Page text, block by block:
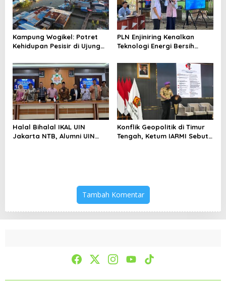
Kampung Wogikel: Potret
Kehidupan Pesisir di Ujung
Bertahan di Tengah
Keterbatasan
PLN Enjiniring Kenalkan
Teknologi Energi Bersih
Halal Bihalal IKAL UIN
Jakarta NTB, Alumni UIN
Konflik Geopolitik di Timur
Tengah, Ketum IARMI Sebut
Tambah Komentar